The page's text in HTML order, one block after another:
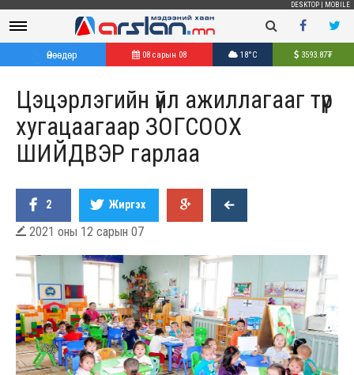
DESKTOP MOBILE
Өнөөдөр 08 сарын 08 18°C 3593.87₮
Цэцэрлэгийн үйл ажиллагааг түр
хугацаагаар ЗОГСООХ
ШИЙДВЭР гарлаа
2 Жиргэх
 2021 оны 12 сарын 07